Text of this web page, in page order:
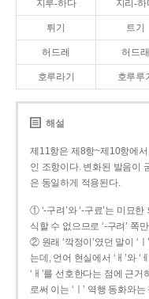
지루-하다 지리-하
튀기 트기
허드레 허드래
호루라기 호루루
해설
제11항은 제8항~제10항에
인 조항이다. 변화된 발음이
은 동일하게 적용된다.
① ‘-구려’와 ‘-구료’는 미묘
식할 수 없으므로 ‘-구려’ 쪽
② 원래 ‘깍정이’였던 말이 ‘
는데, 언어 현실에서 ‘ㅐ’와
‘ㅐ’를 선호한다는 점에 근거
로써 이는 ‘ㅣ’ 역행 동화와